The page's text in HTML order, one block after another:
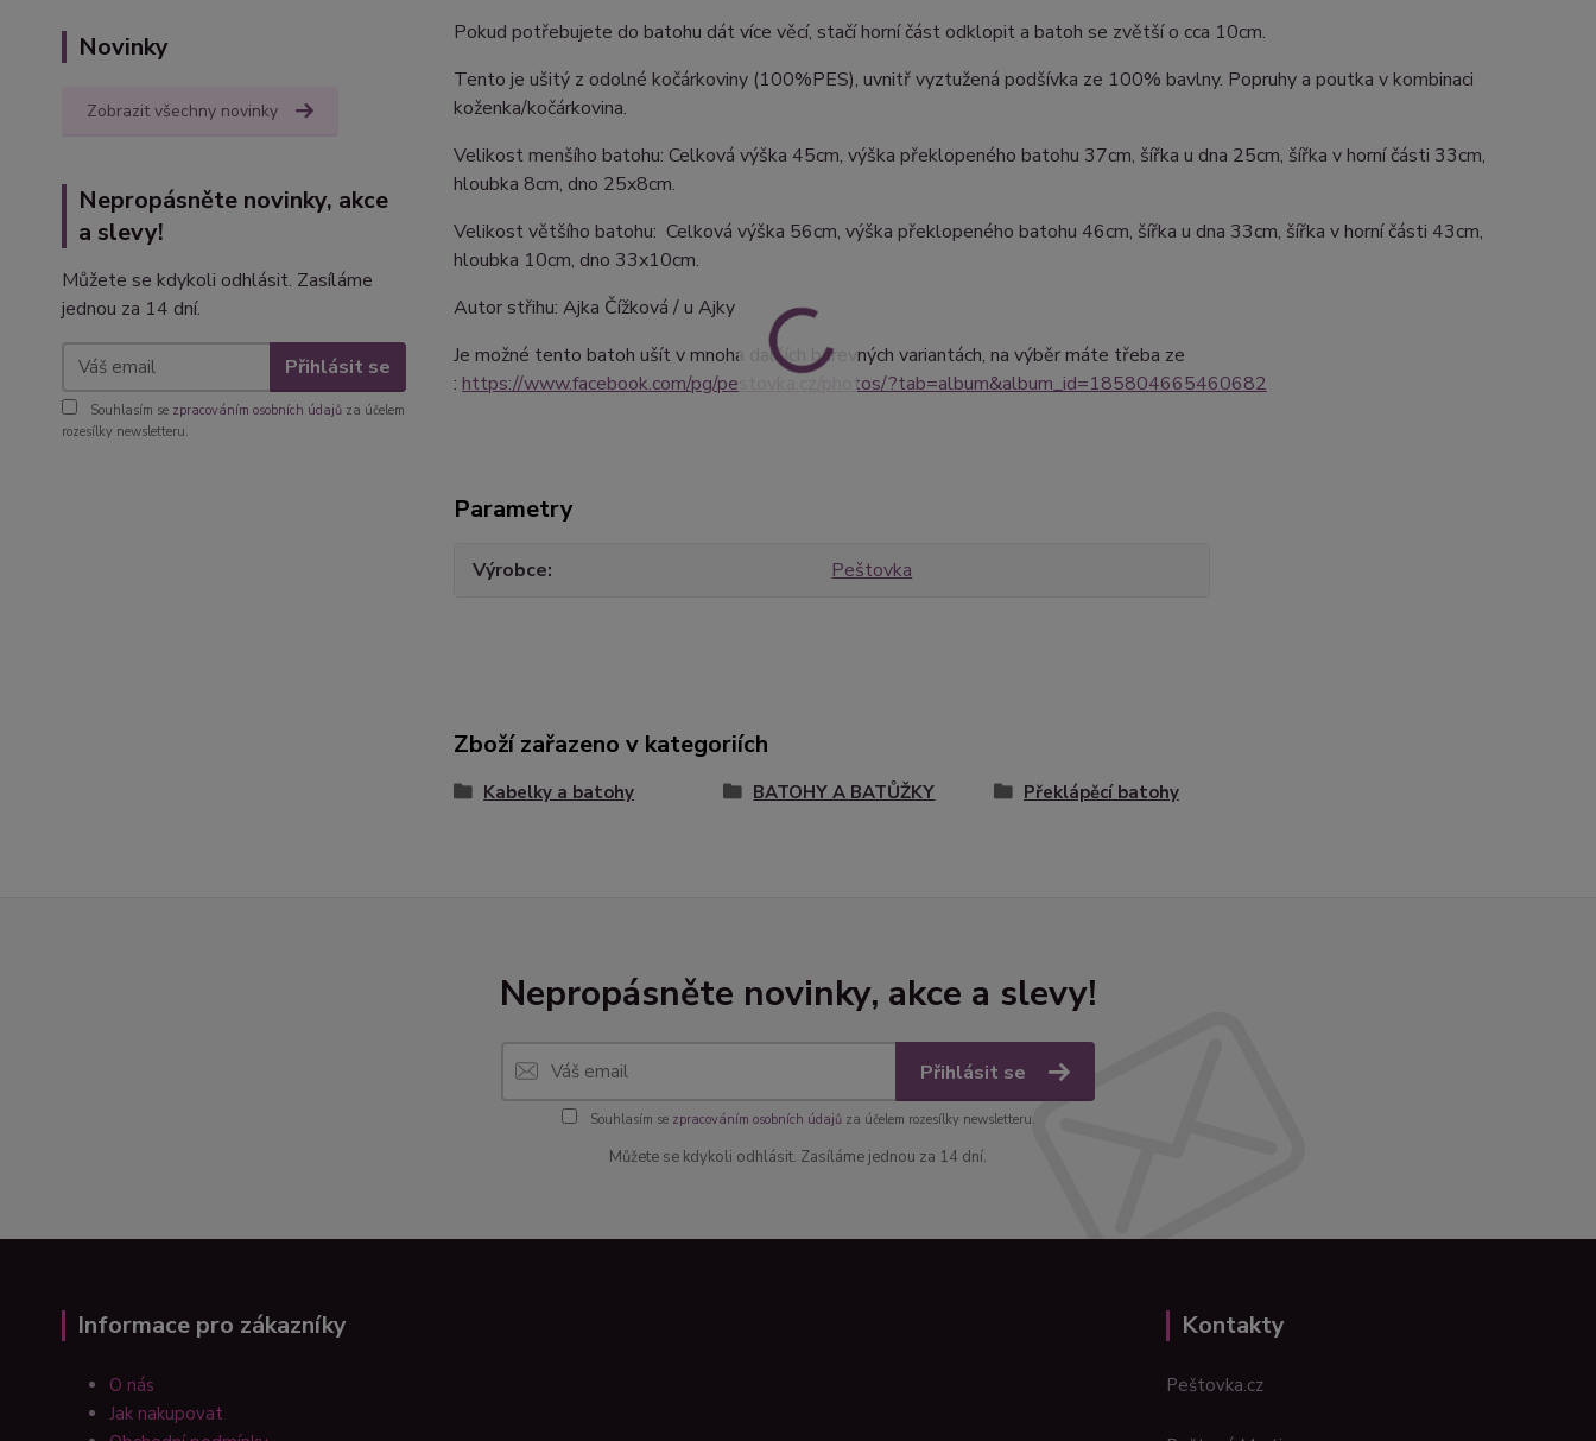
Novinky
Zobrazit všechny novinky
Nepropásněte novinky, akce
a slevy!
Můžete se kdykoli odhlásit. Zasíláme
jednou za 14 dní.
Přihlásit se
Souhlasím se zpracováním osobních údajů za účelem
rozesílky newsletteru.
Pokud potřebujete do batohu dát více věcí, stačí horní část odklopit a batoh se zvětší o cca 10cm.
Tento je ušitý z odolné kočárkoviny (100%PES), uvnitř vyztužená podšívka ze 100% bavlny. Popruhy a poutka v kombinaci
koženka/kočárkovina.
Velikost menšího batohu: Celková výška 45cm, výška překlopeného batohu 37cm, šířka u dna 25cm, šířka v horní části 33cm,
hloubka 8cm, dno 25x8cm.
Velikost většího batohu: Celková výška 56cm, výška překlopeného batohu 46cm, šířka u dna 33cm, šířka v horní části 43cm,
hloubka 10cm, dno 33x10cm.
Autor střihu: Ajka Čížková / u Ajky
Je možné tento batoh ušít v mnoha dalších barevných variantách, na výběr máte třeba ze
: https://www.facebook.com/pg/pestovka.cz/photos/?tab=album&album_id=185804665460682
Parametry
Výrobce Peštovka
Zboží zařazeno v kategoriích
Kabelky a batohy BATOHY A BATŮŽKY Překlápěcí batohy
Nepropásněte novinky, akce a slevy!
Přihlásit se
Souhlasím se zpracováním osobních údajůza účelem rozesílky newsletteru.
Můžete se kdykoli odhlásit. Zasíláme jednou za 14 dní.
Informace pro zákazníky
O nás
Jak nakupovat
Kontakty
Peštovka.cz